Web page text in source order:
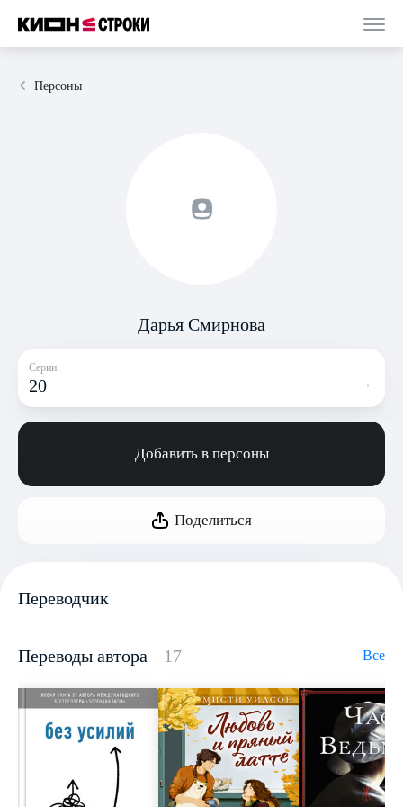
Персоны
Дарья Смирнова
Серии
20
Добавить в персоны
Поделиться
Переводчик
Переводы автора 17 Все